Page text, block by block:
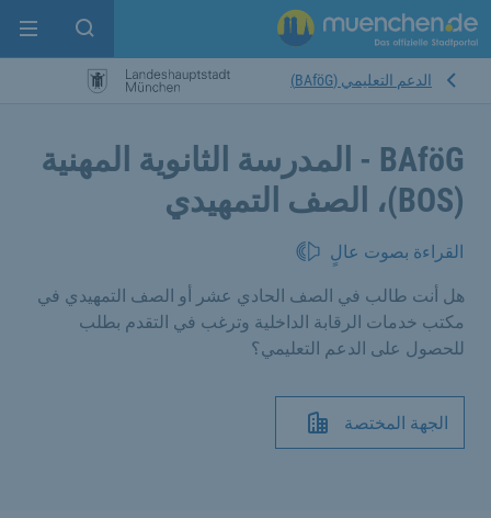
search
الدعم التعليمي (BAföG)
BAföG - المدرسة الثانوية المهنية
(BOS)، الصف التمهيدي
القراءة بصوت عالٍ
هل أنت طالب في الصف الحادي عشر أو الصف التمهيدي في
مكتب خدمات الرقابة الداخلية وترغب في التقدم بطلب
للحصول على الدعم التعليمي؟
الجهة المختصة